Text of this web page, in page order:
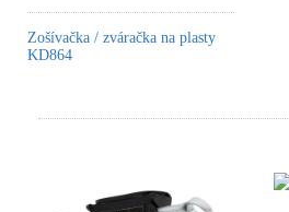
Zošívačka / zváračka na plasty
KD864